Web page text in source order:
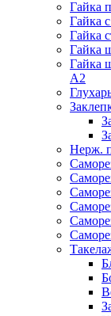
Гайка
Гайка
Гайка
Гайка
Гайка
A2
Нерж.